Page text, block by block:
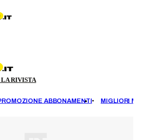
RIVISTA
ABBONAMENTI MIGLIORI